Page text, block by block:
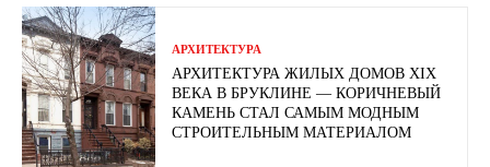
АРХИТЕКТУРА
АРХИТЕКТУРА ЖИЛЫХ ДОМОВ XIX
ВЕКА В БРУКЛИНЕ — КОРИЧНЕВЫЙ
КАМЕНЬ СТАЛ САМЫМ МОДНЫМ
СТРОИТЕЛЬНЫМ МАТЕРИАЛОМ